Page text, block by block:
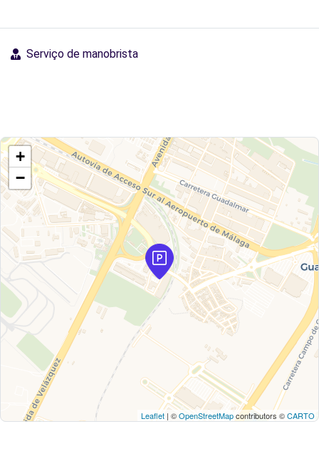
Serviço de manobrista
+
−
Leaflet | ©OpenStreetMapcontributors ©CARTO